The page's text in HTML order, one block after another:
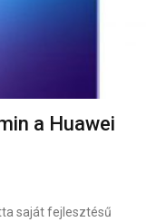
a Huawei
saját fejlesztésű